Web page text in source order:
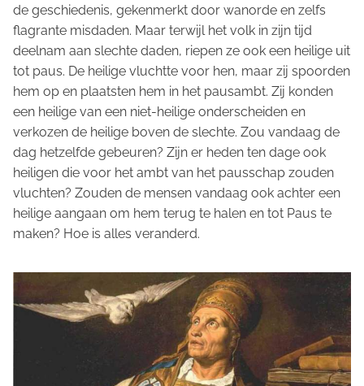
de geschiedenis, gekenmerkt door wanorde en zelfs
flagrante misdaden. Maar terwijl het volk in zijn tijd
deelnam aan slechte daden, riepen ze ook een heilige uit
tot paus. De heilige vluchtte voor hen, maar zij spoorden
hem op en plaatsten hem in het pausambt. Zij konden
een heilige van een niet-heilige onderscheiden en
verkozen de heilige boven de slechte. Zou vandaag de
dag hetzelfde gebeuren? Zijn er heden ten dage ook
heiligen die voor het ambt van het pausschap zouden
vluchten? Zouden de mensen vandaag ook achter een
heilige aangaan om hem terug te halen en tot Paus te
maken? Hoe is alles veranderd.